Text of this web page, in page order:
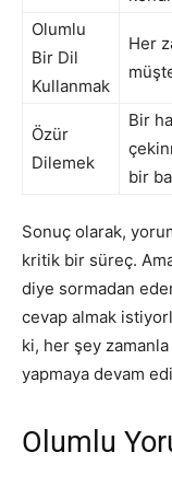
Olumlu
Bir Dil
Kullanmak
Her
Özür
Dilemek
Bir
bir
Sonuç olarak,
kritik bir süreç.
diye sormadan
cevap almak
ki, her şey
yapmaya devam
Olumlu